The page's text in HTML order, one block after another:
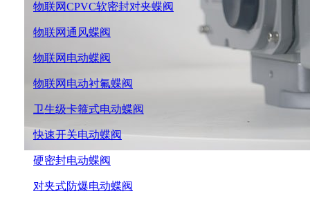
物联网CPVC软密封对夹蝶阀
物联网通风蝶阀
物联网电动蝶阀
物联网电动衬氟蝶阀
卫生级卡箍式电动蝶阀
快速开关电动蝶阀
硬密封电动蝶阀
对夹式防爆电动蝶阀